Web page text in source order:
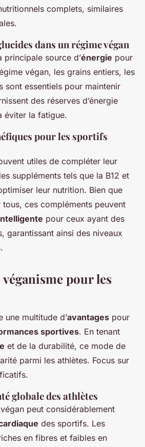
complets, similaires
dans un régime végan
principale source d’énergie pour
végan, les grains entiers, les
sont essentiels pour maintenir
des réserves d’énergie
éviter la fatigue.
pour les sportifs
utiles de compléter leur
suppléments tels que la B12 et
leur nutrition. Bien que
tous, ces compléments peuvent
pour ceux ayant des
garantissant ainsi des niveaux
pour les
une multitude d’avantages pour
sportives. En tenant
et de la durabilité, ce mode de
parmi les athlètes. Focus sur
globale des athlètes
peut considérablement
des sportifs. Les
en fibres et faibles en